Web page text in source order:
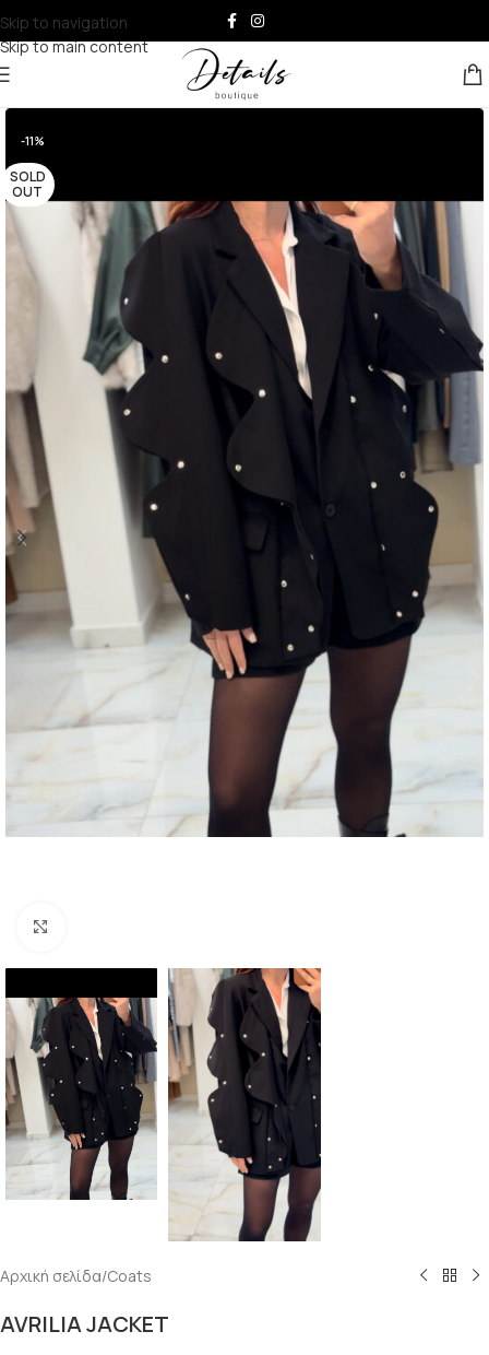
Skip to navigation
Skip to main content
-11%
SOLD
OUT
Αρχική σελίδα/Coats
AVRILIA JACKET